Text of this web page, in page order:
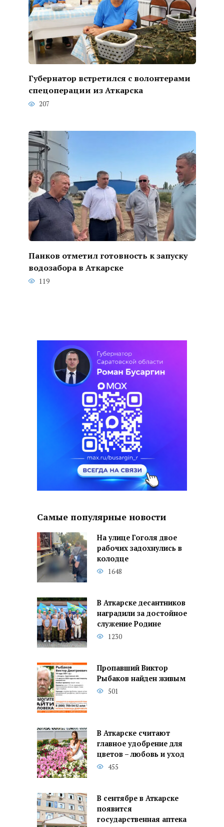
Губернатор встретился с волонтерами
спецоперации из Аткарска
207
Панков отметил готовность к запуску
водозабора в Аткарске
119
Самые популярные новости
На улице Гоголя двое
рабочих задохнулись в
колодце
1648
В Аткарске десантников
наградили за достойное
служение Родине
1230
Пропавший Виктор
Рыбаков найден живым
501
В Аткарске считают
главное удобрение для
цветов – любовь и уход
455
В сентябре в Аткарске
появится
государственная аптека